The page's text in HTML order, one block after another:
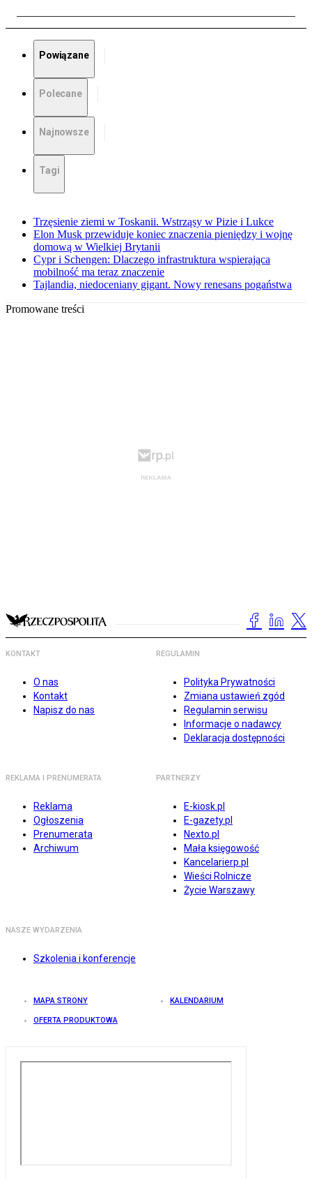
Powiązane
Polecane
Najnowsze
Tagi
Trzęsienie ziemi w Toskanii. Wstrząsy w Pizie i Lukce
Elon Musk przewiduje koniec znaczenia pieniędzy i wojnę
domową w Wielkiej Brytanii
Cypr i Schengen: Dlaczego infrastruktura wspierająca
mobilność ma teraz znaczenie
Tajlandia, niedoceniany gigant. Nowy renesans pogaństwa
Promowane treści
KONTAKT
O nas
Kontakt
Napisz do nas
REGULAMIN
Polityka Prywatności
Zmiana ustawień zgód
Regulamin serwisu
Informacje o nadawcy
Deklaracja dostępności
REKLAMA I PRENUMERATA
Reklama
Ogłoszenia
Prenumerata
Archiwum
PARTNERZY
E-kiosk.pl
E-gazety.pl
Nexto.pl
Mała księgowość
Kancelarierp.pl
Wieści Rolnicze
Życie Warszawy
NASZE WYDARZENIA
Szkolenia i konferencje
MAPA STRONY KALENDARIUM
OFERTA PRODUKTOWA